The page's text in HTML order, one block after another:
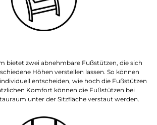
bietet zwei abnehmbare Fußstützen, die sich
Höhen verstellen lassen. So können
entscheiden, wie hoch die Fußstützen
Komfort können die Fußstützen bei
unter der Sitzfläche verstaut werden.